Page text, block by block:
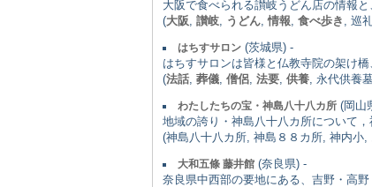
大阪で食べられる讃岐うどん店の情報
(大阪 讃岐 うどん ,情報 食べ歩き , 巡
はちすサロン (茨城県) -
はちすサロンは皆様と仏教寺院の架け
(法話 葬儀 僧侶 法要 供養 , 永代供養
わたしたちの宝・神島八十八カ所 (岡山
地域の誇り・神島八十八カ所について
(神島八十八カ所, 神島８８カ所, 神内小
大和五條 藤井館 (奈良県) -
奈良県中西部の要地にある、吉野・高